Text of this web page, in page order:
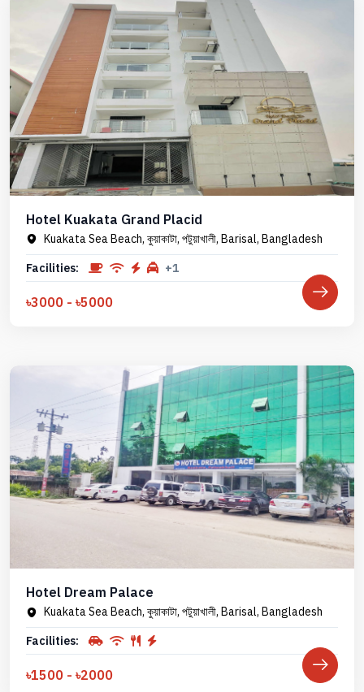
Hotel Kuakata Grand Placid
Kuakata Sea Beach, কুয়াকাটা, পটুয়াখালী, Barisal, Bangladesh
Facilities:
+1
৳3000 - ৳5000
Hotel Dream Palace
Kuakata Sea Beach, কুয়াকাটা, পটুয়াখালী, Barisal, Bangladesh
Facilities:
৳1500 - ৳2000